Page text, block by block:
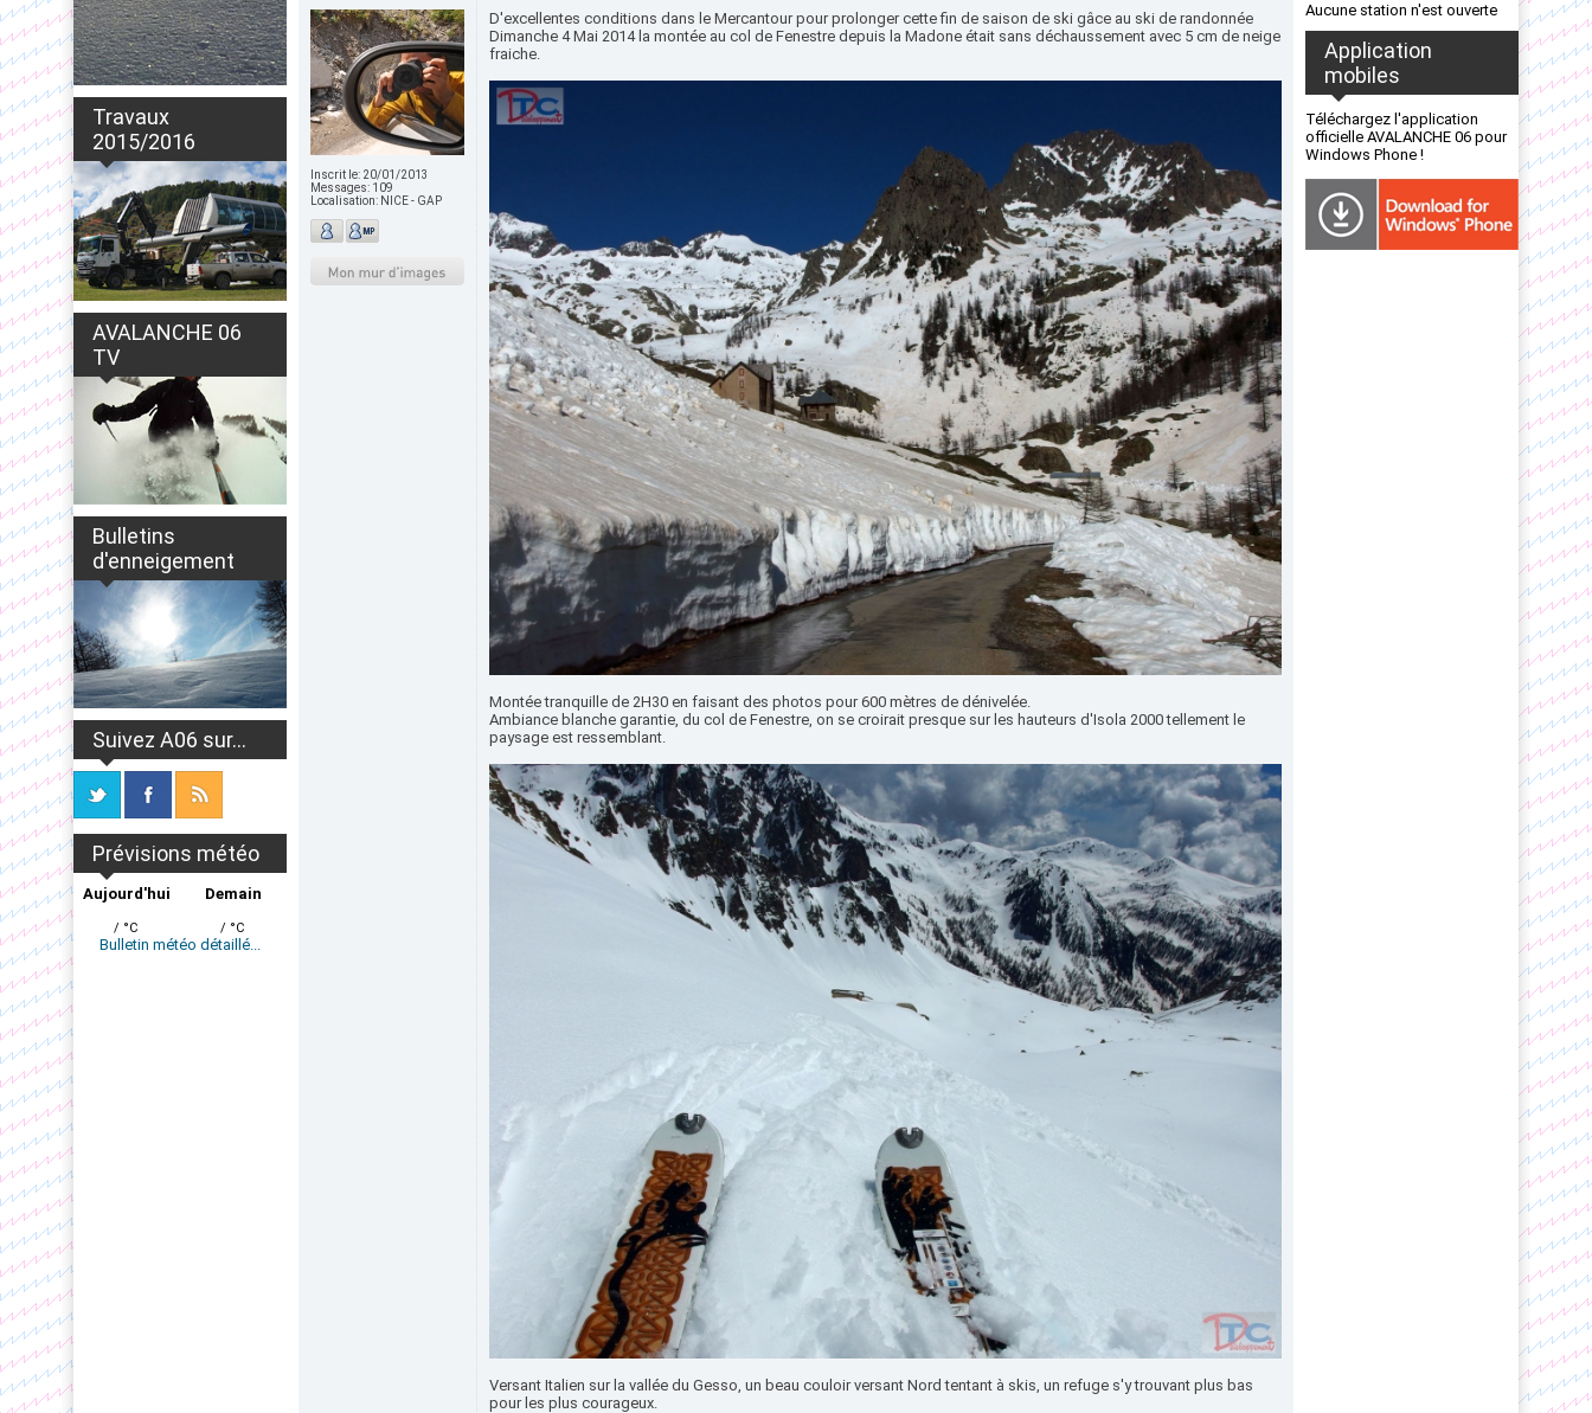
Travaux
2015/2016
AVALANCHE 06
TV
Bulletins
d'enneigement
Suivez A06 sur...
Prévisions météo
Aujourd'hui
/ °C
Demain
/ °C
Bulletin météo détaillé...
Inscrit le: 20/01/2013
Messages: 109
Localisation: NICE - GAP
D'excellentes conditions dans le Mercantour pour prolonger cette fin de saison de ski gâce au ski de randonnée
Dimanche 4 Mai 2014 la montée au col de Fenestre depuis la Madone était sans déchaussement avec 5 cm de neige
fraiche.
Montée tranquille de 2H30 en faisant des photos pour 600 mètres de dénivelée.
Ambiance blanche garantie, du col de Fenestre, on se croirait presque sur les hauteurs d'Isola 2000 tellement le
paysage est ressemblant.
Versant Italien sur la vallée du Gesso, un beau couloir versant Nord tentant à skis, un refuge s'y trouvant plus bas
pour les plus courageux.
Aucune station n'est ouverte
Application
mobiles
Téléchargez l'application
officielle AVALANCHE 06 pour
Windows Phone !